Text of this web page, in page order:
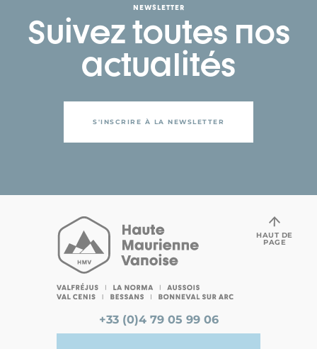
NEWSLETTER
Suivez toutes nos
actualités
S'INSCRIRE À LA NEWSLETTER
+33 (0)4 79 05 99 06
HAUT DE
PAGE